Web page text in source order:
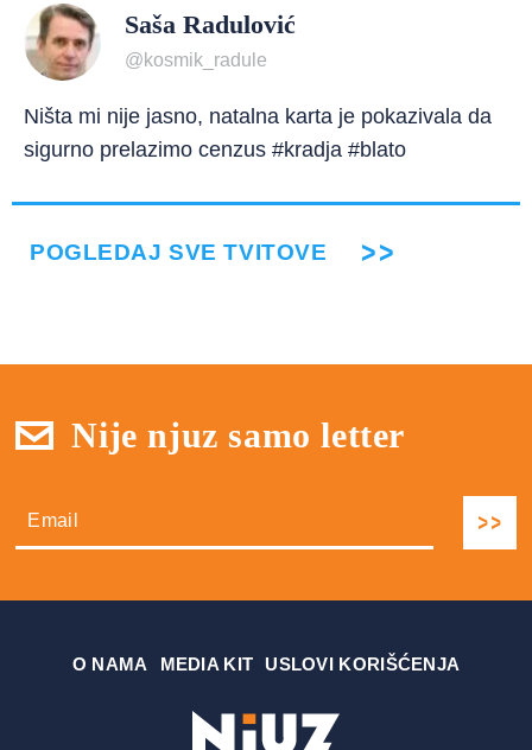
Saša Radulović
@kosmik_radule
Ništa mi nije jasno, natalna karta je pokazivala da
sigurno prelazimo cenzus #kradja #blato
POGLEDAJ SVE TVITOVE
Nije njuz samo letter
О NAMA MEDIA KIT USLOVI KORIŠĆENJA